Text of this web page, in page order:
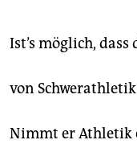
Ist’s möglich,
von
Nimmt er Athletik